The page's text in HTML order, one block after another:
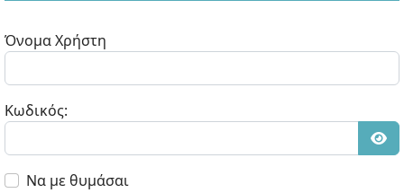
Όνομα Χρήστη
Κωδικός:
Να με θυμάσαι